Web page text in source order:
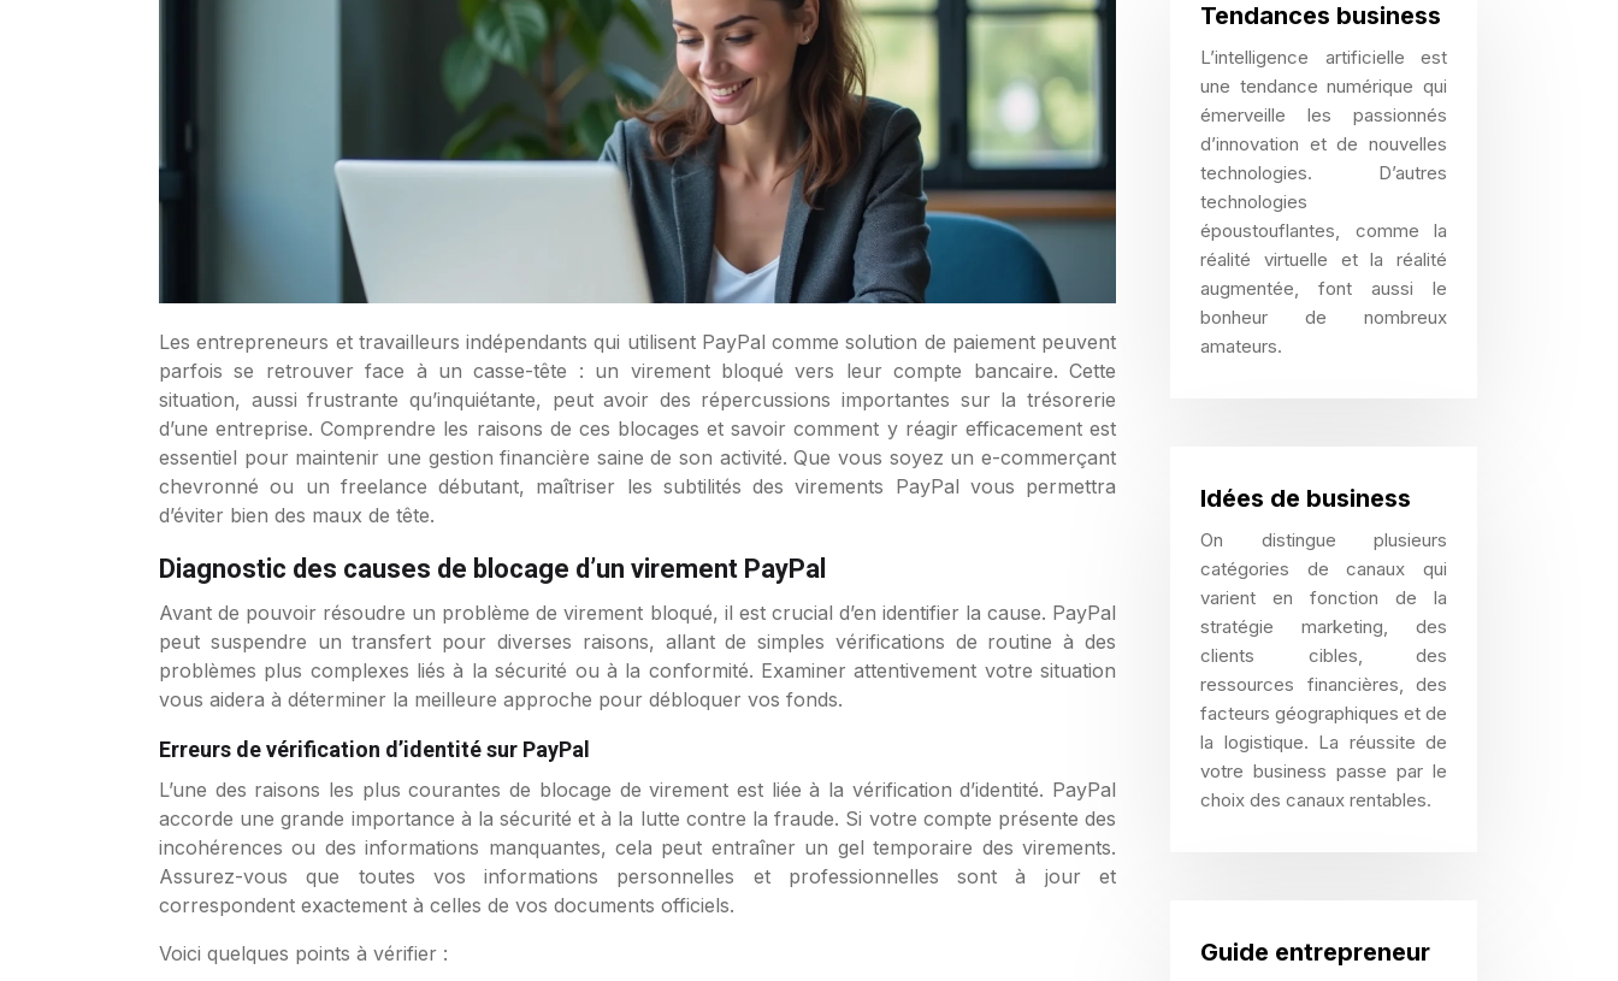
Les entrepreneurs et travailleurs indépendants qui utilisent PayPal comme solution de paiement peuvent
parfois se retrouver face à un casse-tête : un virement bloqué vers leur compte bancaire. Cette
situation, aussi frustrante qu’inquiétante, peut avoir des répercussions importantes sur la trésorerie
d’une entreprise. Comprendre les raisons de ces blocages et savoir comment y réagir efficacement est
essentiel pour maintenir une gestion financière saine de son activité. Que vous soyez un e-commerçant
chevronné ou un freelance débutant, maîtriser les subtilités des virements PayPal vous permettra
d’éviter bien des maux de tête.
Diagnostic des causes de blocage d’un virement PayPal
Avant de pouvoir résoudre un problème de virement bloqué, il est crucial d’en identifier la cause. PayPal
peut suspendre un transfert pour diverses raisons, allant de simples vérifications de routine à des
problèmes plus complexes liés à la sécurité ou à la conformité. Examiner attentivement votre situation
vous aidera à déterminer la meilleure approche pour débloquer vos fonds.
Erreurs de vérification d’identité sur PayPal
L’une des raisons les plus courantes de blocage de virement est liée à la vérification d’identité. PayPal
accorde une grande importance à la sécurité et à la lutte contre la fraude. Si votre compte présente des
incohérences ou des informations manquantes, cela peut entraîner un gel temporaire des virements.
Assurez-vous que toutes vos informations personnelles et professionnelles sont à jour et
correspondent exactement à celles de vos documents officiels.
Voici quelques points à vérifier :
Tendances business
L’intelligence artificielle est
une tendance numérique qui
émerveille les passionnés
d’innovation et de nouvelles
technologies. D’autres
technologies
époustouflantes, comme la
réalité virtuelle et la réalité
augmentée, font aussi le
bonheur de nombreux
amateurs.
Idées de business
On distingue plusieurs
catégories de canaux qui
varient en fonction de la
stratégie marketing, des
clients cibles, des
ressources financières, des
facteurs géographiques et de
la logistique. La réussite de
votre business passe par le
choix des canaux rentables.
Guide entrepreneur